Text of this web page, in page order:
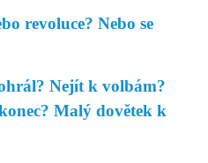
revoluce? Nebo se
Nejít k volbám?
Malý dovětek k